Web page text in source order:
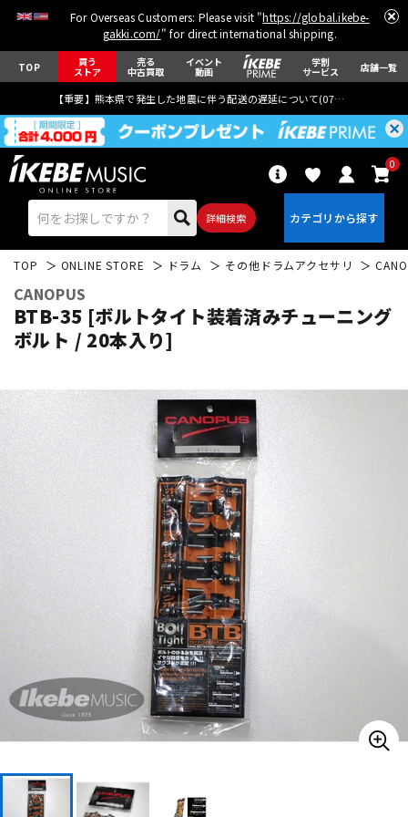
For Overseas Customers: Please visit "https://global.ikebe-
gakki.com/" for direct international shipping.
TOP 買う
ストア
売る
中古買取
イベント
動画
学割
サービス 店舗一覧
【重要】熊本県で発生した地震に伴う配送の遅延について(07月29日
詳細検索
0
ベース ウクレレ
パーカッション
キーボード
その他楽器
アンプ
TOP ONLINE STORE ドラム その他ドラムアクセサリ
CANOPUS
BTB-35 [ボルトタイト装着済みチューニング
ボルト / 20本入り]